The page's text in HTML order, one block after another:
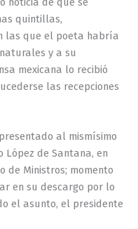
quintillas,
las que el poeta habría
y a su
mexicana lo recibió
las recepciones
al mismísimo
de Santana, en
de Ministros; momento
en su descargo por lo
el asunto, el presidente